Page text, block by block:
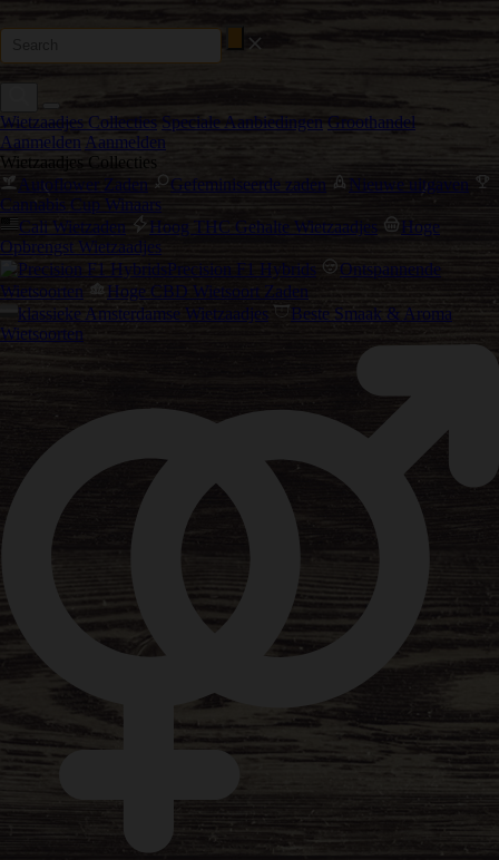
Wietzaadjes Collecties Speciale Aanbiedingen Groothandel
Aanmelden Aanmelden
Wietzaadjes Collecties
Autoflower Zaden
Gefeminiseerde zaden
Nieuwe uitgaven
Cannabis Cup Winaars
Cali Wietzaden
Hoog THC Gehalte Wietzaadjes
Hoge
Opbrengst Wietzaadjes
Precision F1 Hybrids
Ontspannende
Wietsoorten
Hoge CBD Wietsoort Zaden
klassieke Amsterdamse Wietzaadjes
Beste Smaak & Aroma
Wietsoorten